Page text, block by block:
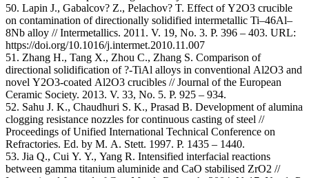
50. Lapin J., Gabalcov? Z., Pelachov? T. Effect of Y2O3 crucible
on contamination of directionally solidified intermetallic Ti–46Al–
8Nb alloy // Intermetallics. 2011. V. 19, No. 3. P. 396 – 403. URL:
https://doi.org/10.1016/j.intermet.2010.11.007
51. Zhang H., Tang X., Zhou C., Zhang S. Comparison of
directional solidification of ?-TiAl alloys in conventional Al2O3 and
novel Y2O3-coated Al2O3 crucibles // Journal of the European
Ceramic Society. 2013. V. 33, No. 5. P. 925 – 934.
52. Sahu J. K., Chaudhuri S. K., Prasad B. Development of alumina
clogging resistance nozzles for continuous casting of steel //
Proceedings of Unified International Technical Conference on
Refractories. Ed. by M. A. Stett. 1997. P. 1435 – 1440.
53. Jia Q., Cui Y. Y., Yang R. Intensified interfacial reactions
between gamma titanium aluminide and CaO stabilised ZrO2 //